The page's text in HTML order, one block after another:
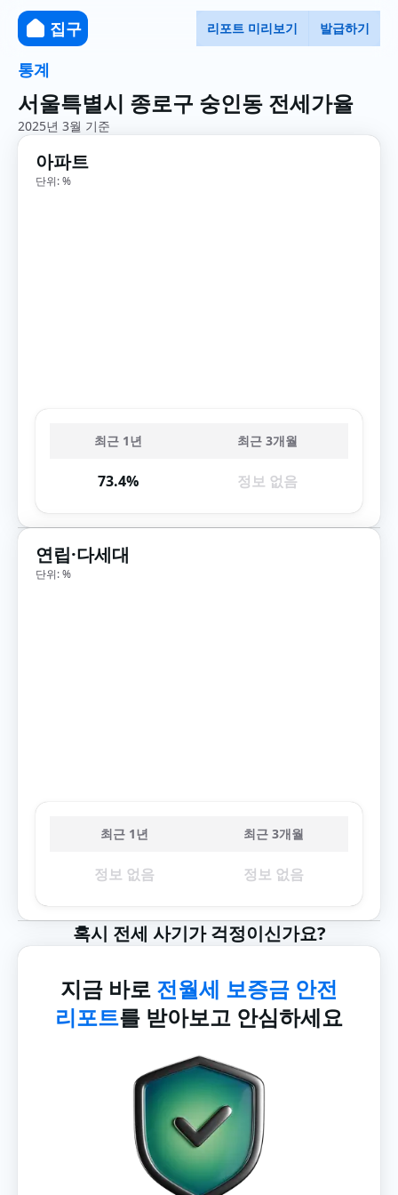
집구 리포트 미리보기 발급하기
통계
서울특별시 종로구 숭인동 전세가율
2025년 3월 기준
아파트
단위: %
최근 1년 최근 3개월
73.4% 정보 없음
연립·다세대
단위: %
최근 1년 최근 3개월
정보 없음 정보 없음
혹시 전세 사기가 걱정이신가요?
지금 바로 전월세 보증금 안전
리포트를 받아보고 안심하세요